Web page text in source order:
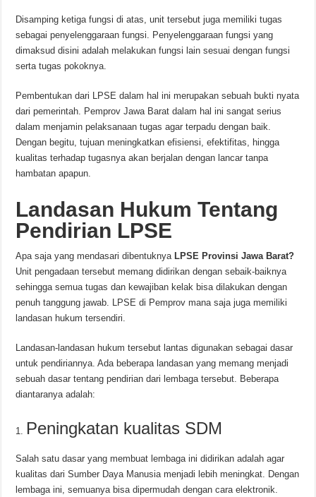
Disamping ketiga fungsi di atas, unit tersebut juga memiliki tugas
sebagai penyelenggaraan fungsi. Penyelenggaraan fungsi yang
dimaksud disini adalah melakukan fungsi lain sesuai dengan fungsi
serta tugas pokoknya.
Pembentukan dari LPSE dalam hal ini merupakan sebuah bukti nyata
dari pemerintah. Pemprov Jawa Barat dalam hal ini sangat serius
dalam menjamin pelaksanaan tugas agar terpadu dengan baik.
Dengan begitu, tujuan meningkatkan efisiensi, efektifitas, hingga
kualitas terhadap tugasnya akan berjalan dengan lancar tanpa
hambatan apapun.
Landasan Hukum Tentang
Pendirian LPSE
Apa saja yang mendasari dibentuknya LPSE Provinsi Jawa Barat?
Unit pengadaan tersebut memang didirikan dengan sebaik-baiknya
sehingga semua tugas dan kewajiban kelak bisa dilakukan dengan
penuh tanggung jawab. LPSE di Pemprov mana saja juga memiliki
landasan hukum tersendiri.
Landasan-landasan hukum tersebut lantas digunakan sebagai dasar
untuk pendiriannya. Ada beberapa landasan yang memang menjadi
sebuah dasar tentang pendirian dari lembaga tersebut. Beberapa
diantaranya adalah:
Peningkatan kualitas SDM
Salah satu dasar yang membuat lembaga ini didirikan adalah agar
kualitas dari Sumber Daya Manusia menjadi lebih meningkat. Dengan
lembaga ini, semuanya bisa dipermudah dengan cara elektronik.